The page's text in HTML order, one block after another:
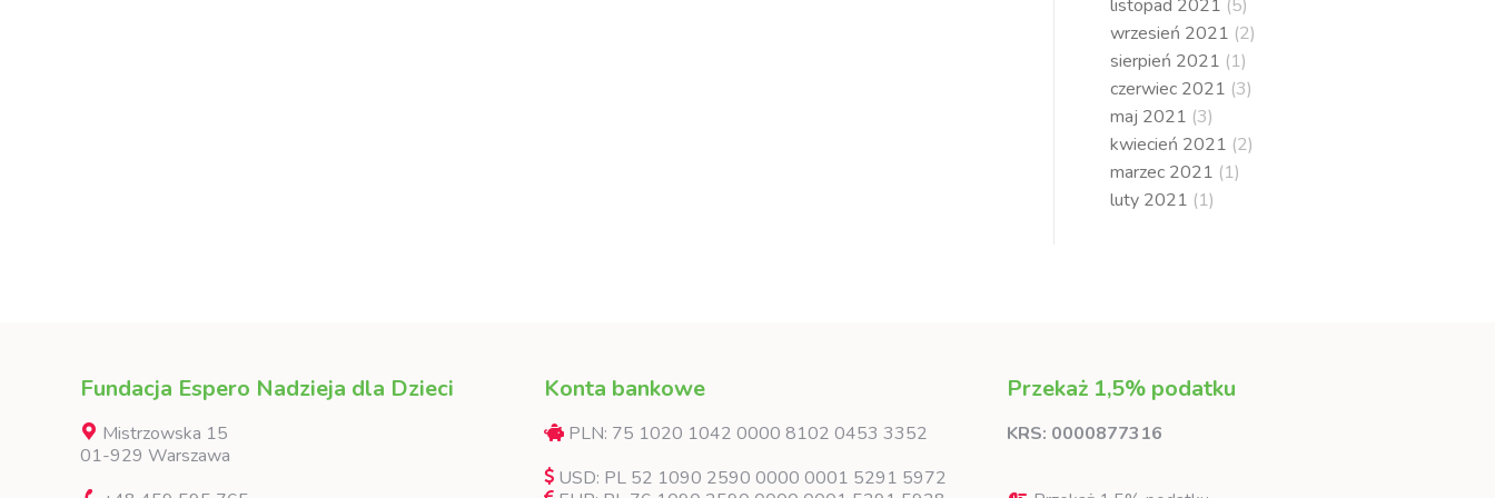
listopad 2021 (5)
wrzesień 2021 (2)
sierpień 2021 (1)
czerwiec 2021 (3)
maj 2021 (3)
kwiecień 2021 (2)
marzec 2021 (1)
luty 2021 (1)
Fundacja Espero Nadzieja dla Dzieci
Mistrzowska 15
01-929 Warszawa
Konta bankowe
PLN: 75 1020 1042 0000 8102 0453 3352
USD: PL 52 1090 2590 0000 0001 5291 5972
Przekaż 1,5% podatku
KRS: 0000877316